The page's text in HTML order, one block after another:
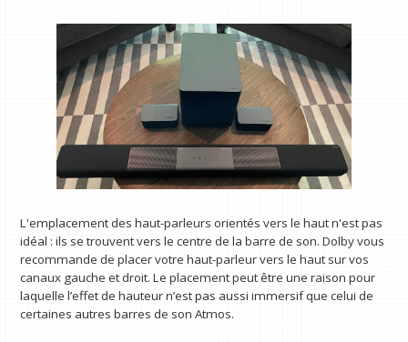
L'emplacement des haut-parleurs orientés vers le haut n'est pas
idéal : ils se trouvent vers le centre de la barre de son. Dolby vous
recommande de placer votre haut-parleur vers le haut sur vos
canaux gauche et droit. Le placement peut être une raison pour
laquelle l’effet de hauteur n’est pas aussi immersif que celui de
certaines autres barres de son Atmos.